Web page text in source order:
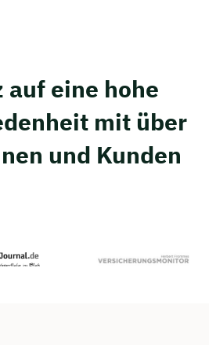
eine hohe
mit über
und Kunden